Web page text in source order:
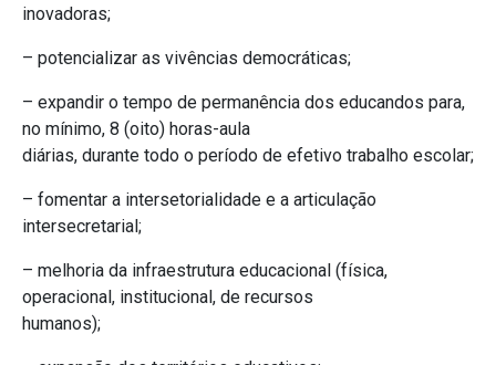
inovadoras;
– potencializar as vivências democráticas;
– expandir o tempo de permanência dos educandos para,
no mínimo, 8 (oito) horas-aula
diárias, durante todo o período de efetivo trabalho escolar;
– fomentar a intersetorialidade e a articulação
intersecretarial;
– melhoria da infraestrutura educacional (física,
operacional, institucional, de recursos
humanos);